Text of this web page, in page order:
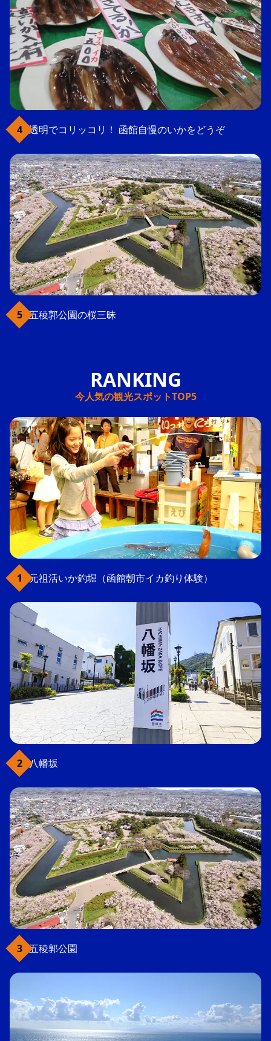
透明でコリッコリ！ 函館自慢のいかをどうぞ
五稜郭公園の桜三昧
今人気の観光スポットTOP5
元祖活いか釣堀（函館朝市イカ釣り体験）
八幡坂
五稜郭公園